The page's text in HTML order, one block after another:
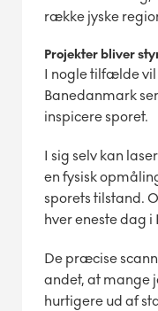
række jyske
Projekter bliver
I nogle tilfælde
Banedanmark
inspicere sporet.
I sig selv kan
en fysisk
sporets tilstand.
hver eneste dag
De præcise
andet, at mange
hurtigere ud af